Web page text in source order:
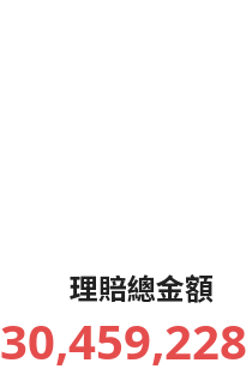
理賠總金額
30,459,228